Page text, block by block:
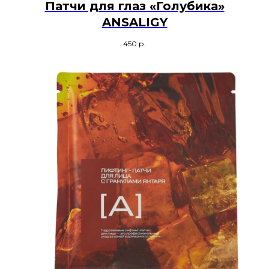
Патчи для глаз «Голубика»
ANSALIGY
450 р.